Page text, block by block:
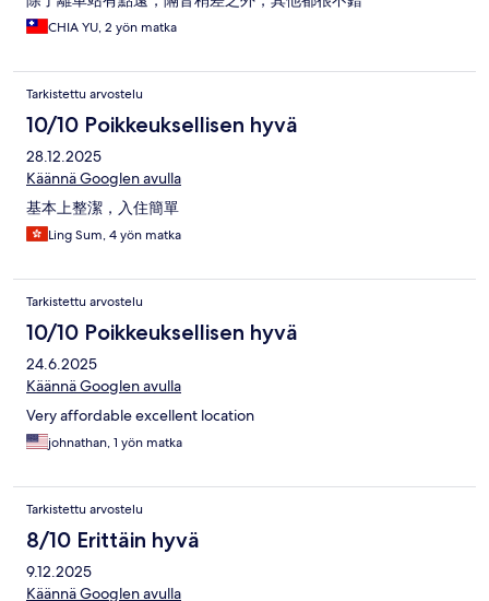
CHIA YU, 2 yön matka
Tarkistettu arvostelu
10/10 Poikkeuksellisen hyvä
28.12.2025
Käännä Googlen avulla
基本上整潔，入住簡單
Ling Sum, 4 yön matka
Tarkistettu arvostelu
10/10 Poikkeuksellisen hyvä
24.6.2025
Käännä Googlen avulla
Very affordable excellent location
johnathan, 1 yön matka
Tarkistettu arvostelu
8/10 Erittäin hyvä
9.12.2025
Käännä Googlen avulla